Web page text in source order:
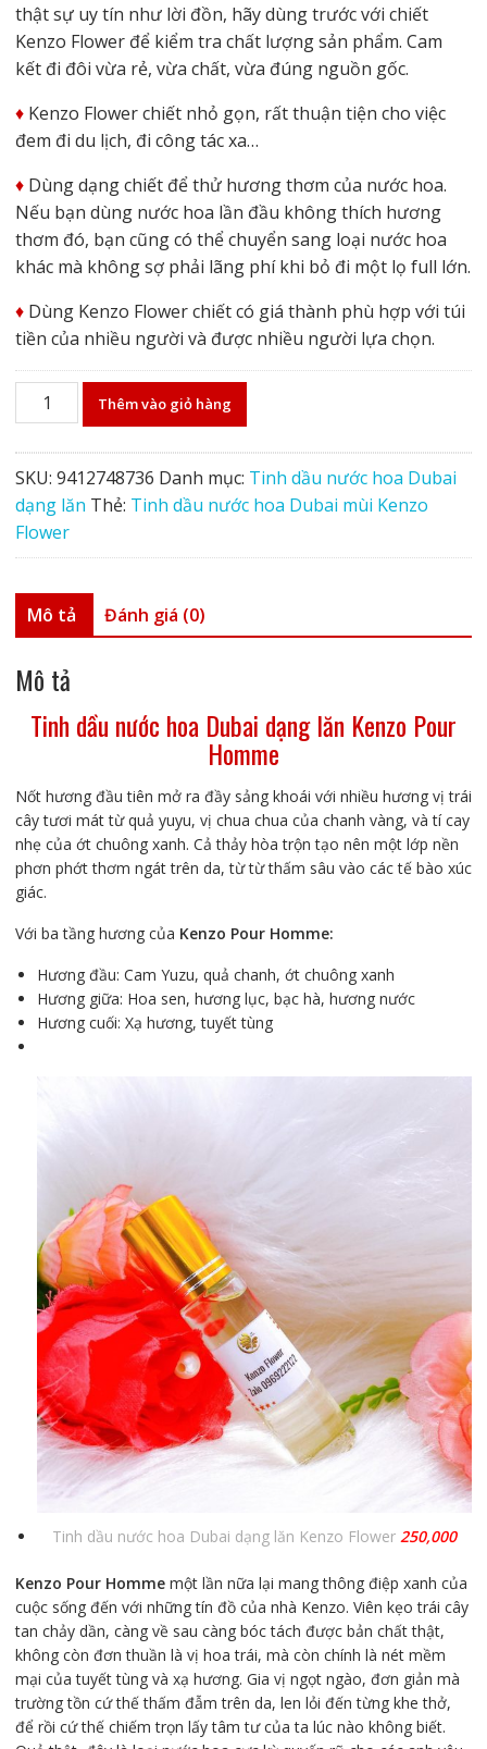
thật sự uy tín như lời đồn, hãy dùng trước với chiết
Kenzo Flower để kiểm tra chất lượng sản phẩm. Cam
kết đi đôi vừa rẻ, vừa chất, vừa đúng nguồn gốc.
♦️Kenzo Flower chiết nhỏ gọn, rất thuận tiện cho việc
đem đi du lịch, đi công tác xa…
♦️ Dùng dạng chiết để thử hương thơm của nước hoa.
Nếu bạn dùng nước hoa lần đầu không thích hương
thơm đó, bạn cũng có thể chuyển sang loại nước hoa
khác mà không sợ phải lãng phí khi bỏ đi một lọ full lớn.
♦️ Dùng Kenzo Flower chiết có giá thành phù hợp với túi
tiền của nhiều người và được nhiều người lựa chọn.
Tinh
dầu
nước
hoa
Dubai
dạng
lăn
Flower
số
lượng
Thêm vào giỏ hàng
SKU: 9412748736 Danh mục: Tinh dầu nước hoa Dubai
dạng lăn Thẻ: Tinh dầu nước hoa Dubai mùi Kenzo
Flower
Mô tả Đánh giá (0)
Mô tả
Tinh dầu nước hoa Dubai dạng lăn Kenzo Pour
Homme
Nốt hương đầu tiên mở ra đầy sảng khoái với nhiều hương vị trái
cây tươi mát từ quả yuyu, vị chua chua của chanh vàng, và tí cay
nhẹ của ớt chuông xanh. Cả thảy hòa trộn tạo nên một lớp nền
phơn phớt thơm ngát trên da, từ từ thấm sâu vào các tế bào xúc
giác.
Với ba tầng hương của Kenzo Pour Homme:
Hương đầu: Cam Yuzu, quả chanh, ớt chuông xanh
Hương giữa: Hoa sen, hương lục, bạc hà, hương nước
Hương cuối: Xạ hương, tuyết tùng
Tinh dầu nước hoa Dubai dạng lăn Kenzo Flower 250,000
Kenzo Pour Hommemột lần nữa lại mang thông điệp xanh của
cuộc sống đến với những tín đồ của nhà Kenzo. Viên kẹo trái cây
tan chảy dần, càng về sau càng bóc tách được bản chất thật,
không còn đơn thuần là vị hoa trái, mà còn chính là nét mềm
mại của tuyết tùng và xạ hương. Gia vị ngọt ngào, đơn giản mà
trường tồn cứ thế thấm đẫm trên da, len lỏi đến từng khe thở,
để rồi cứ thế chiếm trọn lấy tâm tư của ta lúc nào không biết.